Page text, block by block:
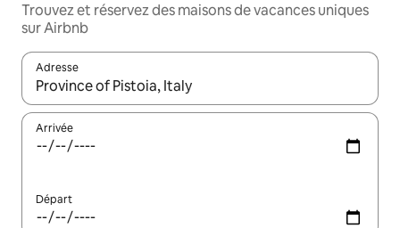
Trouvez et réservez des maisons de vacances uniques
sur Airbnb
Adresse
Lorsque les résultats s'affichent, utilisez les flèches vers le
Arrivée
Départ